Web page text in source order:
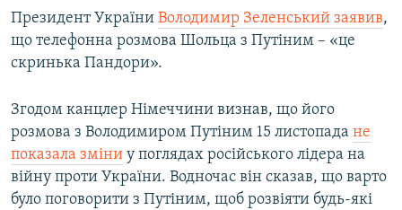
Президент України Володимир Зеленський заявив,
що телефонна розмова Шольца з Путіним – «це
скринька Пандори».
Згодом канцлер Німеччини визнав, що його
розмова з Володимиром Путіним 15 листопада не
показала зміни у поглядах російського лідера на
війну проти України. Водночас він сказав, що варто
було поговорити з Путіним, щоб розвіяти будь-які